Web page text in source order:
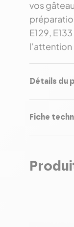
vos
E129,
Détails du
Fiche